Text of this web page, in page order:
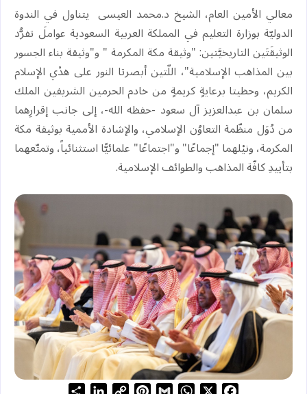
معالي الأمين العام، الشيخ د.محمد العيسى‬⁩‬⁩ يتناول في الندوة
الدوليّة بوزارة التعليم في المملكة العربية السعودية عواملَ تفرُّد
الوثيقَتَين التاريخيَّتين: "⁧‫وثيقة مكة المكرمة ‬⁩" و"وثيقة بناء الجسور
بين المذاهب الإسلامية"، اللّتين أبصرتا النور على هدْي الإسلام
الكريم، وحظيتا برعايةٍ كريمةٍ من خادم الحرمين الشريفين الملك
سلمان بن عبدالعزيز آل سعود -حفظه الله-، إلى جانب إقرارِهما
من دُوَل منظّمة التعاوُن الإسلامي، والإشادة الأممية بوثيقة مكة
المكرمة، ونيْلهما "إجماعًا" و"اجتماعًا" علمائيًّا استثنائياً، وتمتّعهما
بتأييدِ كافّة المذاهب والطوائف الإسلامية.